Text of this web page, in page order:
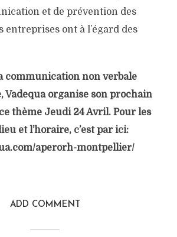
et de prévention des
entreprises ont à l’égard des
communication non verbale
Vadequa organise son prochain
thème Jeudi 24 Avril. Pour les
et l’horaire, c’est par ici:
aperorh-montpellier/
ADD COMMENT